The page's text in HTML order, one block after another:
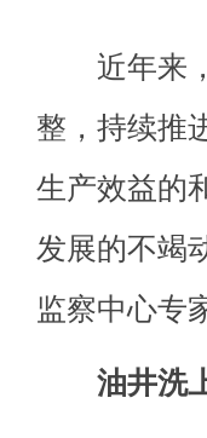
近年来，
整，持续推
生产效益的
发展的不竭
监察中心专
油井洗